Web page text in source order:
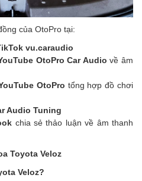
của OtoPro tại:
vu.caraudio
OtoPro Car Audio về âm
OtoPro tổng hợp đồ chơi
Audio Tuning
chia sẻ thảo luận về âm thanh
Toyota Veloz
Veloz?